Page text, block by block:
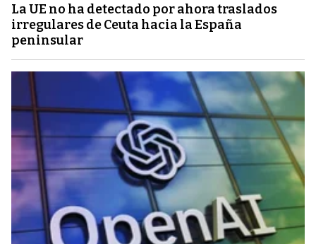
La UE no ha detectado por ahora traslados
irregulares de Ceuta hacia la España
peninsular